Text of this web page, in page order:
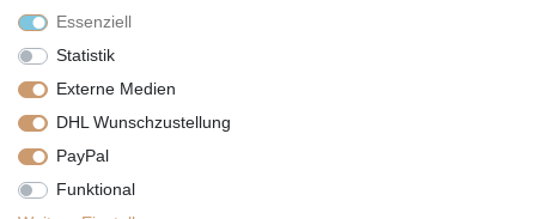
Vertrag widerrufen
Essenziell
Statistik
Externe Medien
DHL Wunschzustellung
PayPal
Funktional